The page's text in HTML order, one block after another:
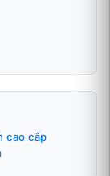
cao cấp